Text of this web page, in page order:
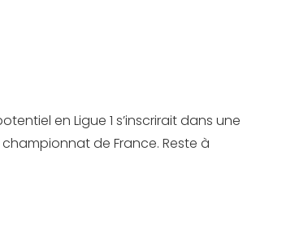
en Ligue 1 s’inscrirait dans une
de France. Reste à